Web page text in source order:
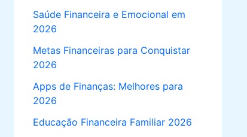
Saúde Financeira e Emocional em
2026
Metas Financeiras para Conquistar
2026
Apps de Finanças: Melhores para
2026
Educação Financeira Familiar 2026